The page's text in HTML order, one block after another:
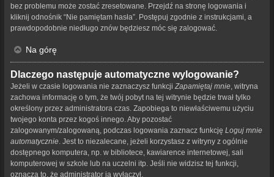
bez problemu może zostać zresetowane. Przejdź na stronę logowania i
kliknij odnośnik “Nie pamiętam hasła”. Postępuj zgodnie z instrukcjami, a
prawdopodobnie niedługo znów będziesz móc się zalogować.
Na górę
Dlaczego następuje automatyczne wylogowanie?
Jeżeli w czasie logowania nie zaznaczysz funkcji Zapamiętaj mnie , witryna
zachowa informację o tym, że twój pobyt na tej witrynie będzie trwał tylko
określony przez administratora czas. Zapobiega to niewłaściwemu użyciu
twojego konta przez kogoś innego. Aby pozostać
zalogowanym/zalogowaną, podczas logowania zaznacz funkcję Loguj mnie
automatycznie . Jest to niezalecane, jeżeli korzystasz z witryny z ogólnie
dostępnego komputera, np. w bibliotece, kawiarence internetowej, sali
komputerowej w szkole lub na uczelni itp. Jeśli nie widzisz tej funkcji,
oznacza to, że administrator ją wyłączył.